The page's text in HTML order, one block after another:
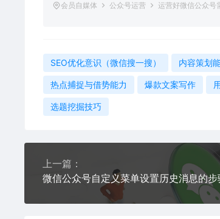
会员自媒体 公众号运营 运营好微信公众号
SEO优化意识（微信搜一搜） 内容策划
热点捕捉与借势能力 爆款文案写作
选题挖掘技巧
上一篇：
微信公众号自定义菜单设置历史消息的步